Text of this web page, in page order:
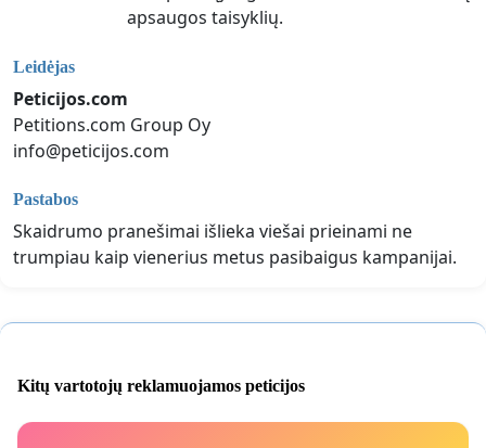
apsaugos taisyklių.
Leidėjas
Peticijos.com
Petitions.com Group Oy
info@peticijos.com
Pastabos
Skaidrumo pranešimai išlieka viešai prieinami ne
trumpiau kaip vienerius metus pasibaigus kampanijai.
Kitų vartotojų reklamuojamos peticijos